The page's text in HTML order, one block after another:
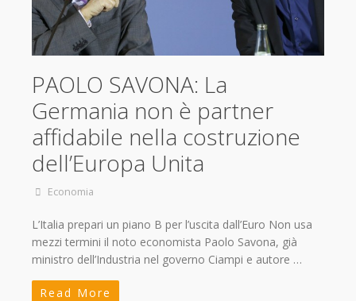
PAOLO SAVONA: La
Germania non è partner
affidabile nella costruzione
dell’Europa Unita
Economia
L’Italia prepari un piano B per l’uscita dall’Euro Non usa
mezzi termini il noto economista Paolo Savona, già
ministro dell’Industria nel governo Ciampi e autore …
Read More